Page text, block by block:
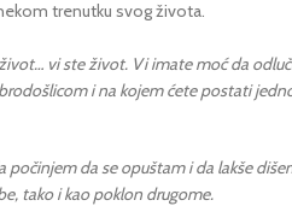
trenutku svog života.
vi ste život. Vi imate moć da
i na kojem ćete postati
da se opuštam i da lakše
tako i kao poklon drugome.